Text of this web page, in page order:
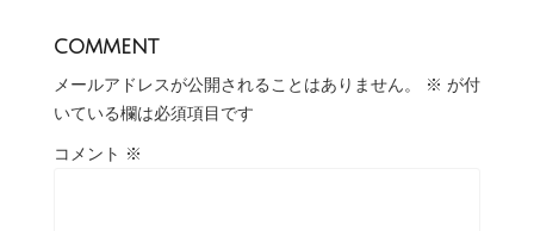
comment
メールアドレスが公開されることはありません。 ※ が付
いている欄は必須項目です
コメント ※